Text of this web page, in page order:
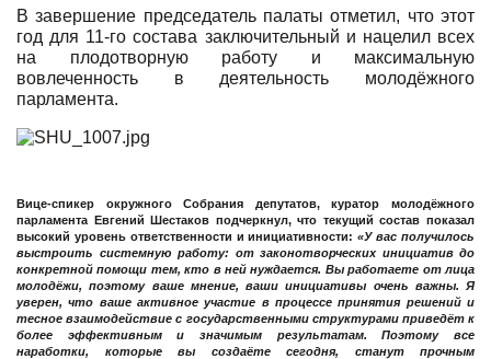
В завершение председатель палаты отметил, что этот
год для 11-го состава заключительный и нацелил всех
на плодотворную работу и максимальную
вовлеченность в деятельность молодёжного
парламента.
Вице-спикер окружного Собрания депутатов, куратор молодёжного
парламента Евгений Шестаков подчеркнул, что текущий состав показал
высокий уровень ответственности и инициативности:«У вас получилось
выстроить системную работу: от законотворческих инициатив до
конкретной помощи тем, кто в ней нуждается. Вы работаете от лица
молодёжи, поэтому ваше мнение, ваши инициативы очень важны. Я
уверен, что ваше активное участие в процессе принятия решений и
тесное взаимодействие с государственными структурами приведёт к
более эффективным и значимым результатам. Поэтому все
наработки, которые вы создаёте сегодня, станут прочным